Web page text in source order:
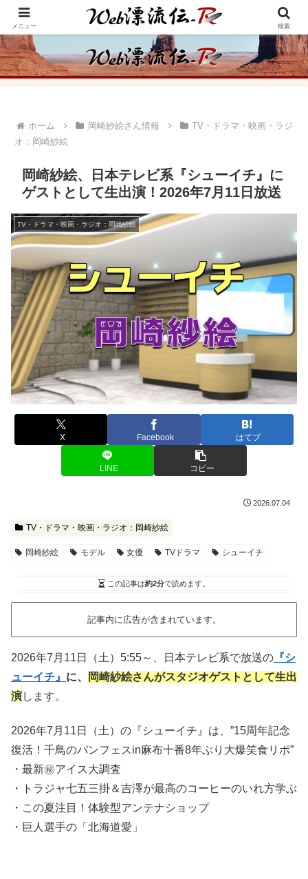
アメリカ・インディアンの思想・生き方からの学びをメインに、趣味や経験則
からの情報を発信
ホーム 岡崎紗絵さん情報
TV・ドラマ・映画・ラジ
オ：岡崎紗絵
岡崎紗絵、日本テレビ系『シューイチ』に
ゲストとして生出演！2026年7月11日放送
TV・ドラマ・映画・ラジオ：岡崎紗絵
X Facebook はてブ
LINE コピー
2026.07.04
TV・ドラマ・映画・ラジオ：岡崎紗絵
岡崎紗絵 モデル 女優 TVドラマ シューイチ
この記事は約2分で読めます。
記事内に広告が含まれています。
2026年7月11日（土）5:55～、日本テレビ系で放送の 『シ
ューイチ』 に、
岡崎紗絵さんがスタジオゲストとして生出
演します。
2026年7月11日（土）の『シューイチ』は、”15周年記念
復活！千鳥のパンフェスin麻布十番8年ぶり大爆笑食リポ”
・最新㊙アイス大調査
・トラジャ七五三掛＆吉澤が最高のコーヒーのいれ方学ぶ
・この夏注目！体験型アンテナショップ
・巨人選手の「北海道愛」
メニュー 検索